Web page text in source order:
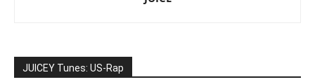
JUICEY Tunes: US-Rap